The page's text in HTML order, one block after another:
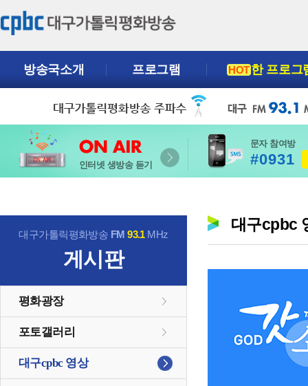
방송국소개 프로그램 HOT한 프로그
인터넷 생방송 듣기
문자 참여방
#0931
대구가톨릭평화방송 FM93.1MHz
게시판
평화광장
포토갤러리
대구cpbc 영상
대구cpbc